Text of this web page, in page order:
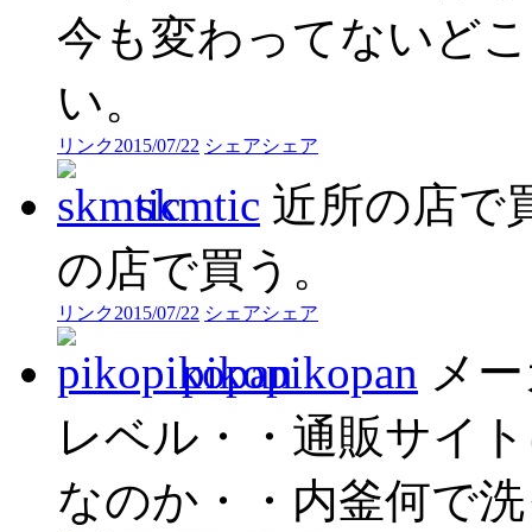
今も変わってないど
い。
リンク2015/07/22 シェアシェア
skmtic 近所の店で
の店で買う。
リンク2015/07/22 シェアシェア
pikopikopan メ
レベル・・通販サイ
なのか・・内釜何で